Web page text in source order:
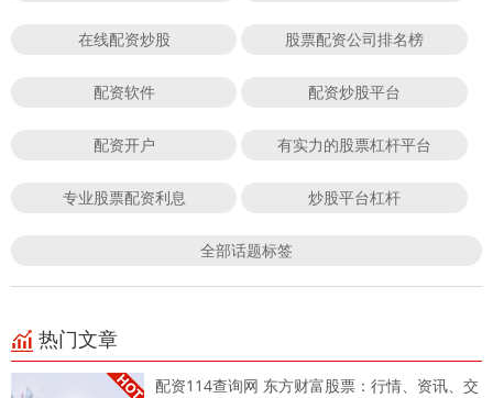
在线配资炒股 股票配资公司排名榜
配资软件 配资炒股平台
配资开户 有实力的股票杠杆平台
专业股票配资利息 炒股平台杠杆
全部话题标签
热门文章
配资114查询网 东方财富股票：行情、资讯、交